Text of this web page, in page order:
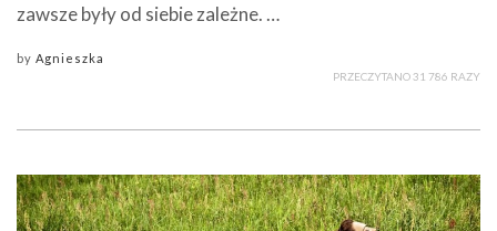
zawsze były od siebie zależne. …
by Agnieszka
PRZECZYTANO 31 786 RAZY